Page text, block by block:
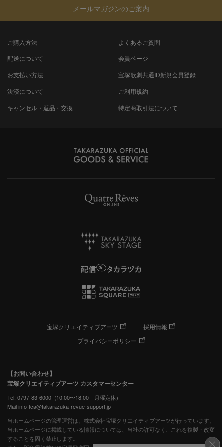
メールマガジンのご案内
ご購入方法
配送について
お支払い方法
決済について
キャンセル・返品・交換
よくあるご質問
会員ページ
宝塚歌劇共通ID新規会員登録
ご利用規約
特定商取引法について
宝塚クリエイティブアーツ
採用情報
プライバシーポリシー
【お問い合わせ】
宝塚クリエイティブアーツ カスタマーセンター
Tel. 0797-83-6000（10:00〜18:00 月曜定休）
Mail info-tca@takarazuka-revue-support.jp
当ホームページの管理運営は、株式会社宝塚クリエイティブアーツが行っています。
当ホームページに掲載している情報については、当社の許可なく、これを複製・改変
することを固く禁止します。